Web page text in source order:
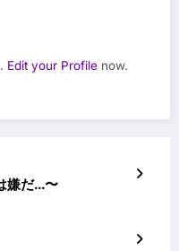
Edit your Profile now.
嫌だ…〜